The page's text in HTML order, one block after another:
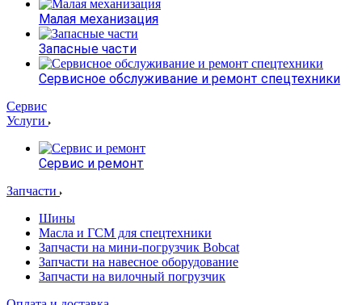
Малая механизация
Запасные части
Сервисное обслуживание и ремонт спецтехники
Сервис
Услуги
Сервис и ремонт
Запчасти
Шины
Масла и ГСМ для спецтехники
Запчасти на мини-погрузчик Bobcat
Запчасти на навесное оборудование
Запчасти на вилочный погрузчик